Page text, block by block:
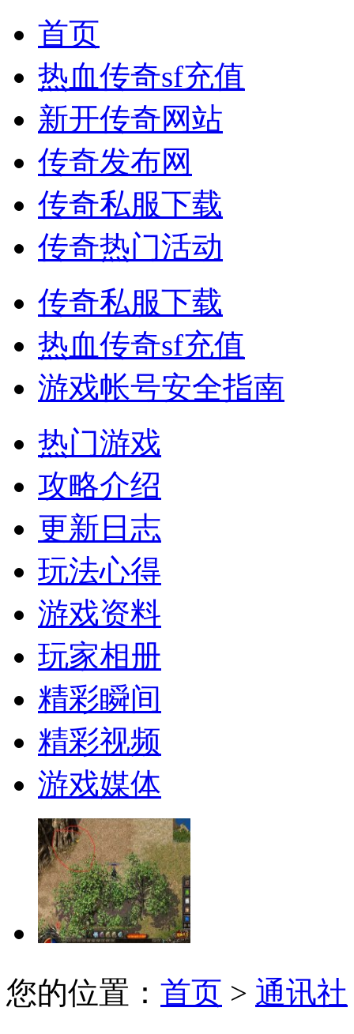
首页
热血传奇sf充值
新开传奇网站
传奇发布网
传奇私服下载
传奇热门活动
传奇私服下载
热血传奇sf充值
游戏帐号安全指南
热门游戏
攻略介绍
更新日志
玩法心得
游戏资料
玩家相册
精彩瞬间
精彩视频
游戏媒体
您的位置： 首页 > 通讯社